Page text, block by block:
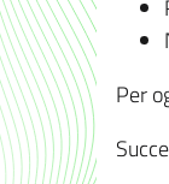
Per